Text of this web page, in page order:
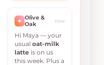
Olive &
Oak
now
Hi Maya — your
usual oat-milk
latte is on us
this week. Plus a